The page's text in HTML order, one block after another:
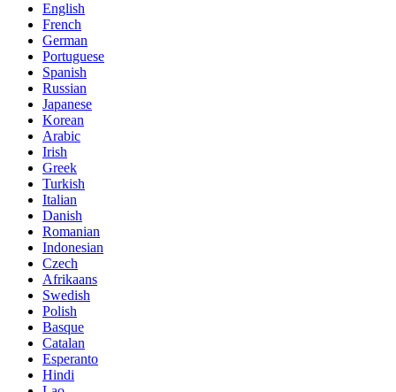
English
French
German
Portuguese
Spanish
Russian
Japanese
Korean
Arabic
Irish
Greek
Turkish
Italian
Danish
Romanian
Indonesian
Czech
Afrikaans
Swedish
Polish
Basque
Catalan
Esperanto
Hindi